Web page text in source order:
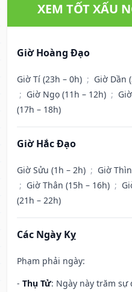
XEM TỐT XẤU
Giờ Hoàng Đạo
Giờ Tí (23h – 0h) ; Giờ Dần
; Giờ Ngọ (11h – 12h) ;
(17h – 18h)
Giờ Hắc Đạo
Giờ Sửu (1h – 2h) ; Giờ
; Giờ Thân (15h – 16h) ;
(21h – 22h)
Các Ngày Kỵ
Phạm phải ngày:
- Thụ Tử: Ngày này trăm sự